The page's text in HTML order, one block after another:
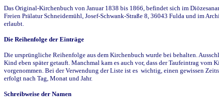
Das Original-Kirchenbuch von Januar 1838 bis 1866, befindet sich im
Freien Prälatur Schneidemühl, Josef-Schwank-Straße 8, 36043 Fulda und im
erlaubt.
Die Reihenfolge der Einträge
Die ursprüngliche Reihenfolge aus dem Kirchenbuch wurde bei behalten.
Kind eben später getauft. Manchmal kam es auch vor, dass der Taufeintrag
vorgenommen. Bei der Verwendung der Liste ist es wichtig, einen gewissen
erfolgt nach Tag, Monat und Jahr.
Schreibweise der Namen